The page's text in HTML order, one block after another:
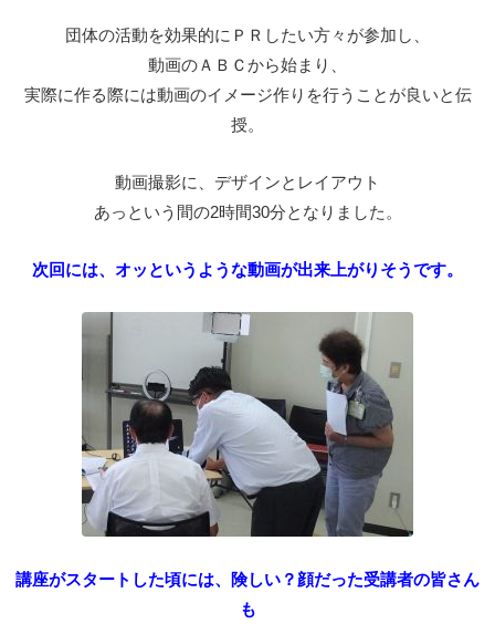
団体の活動を効果的にＰＲしたい方々が参加し、
動画のＡＢＣから始まり、
実際に作る際には動画のイメージ作りを行うことが良いと伝
授。
動画撮影に、デザインとレイアウト
あっという間の2時間30分となりました。
次回には、オッというような動画が出来上がりそうです。
講座がスタートした頃には、険しい？顔だった受講者の皆さん
も